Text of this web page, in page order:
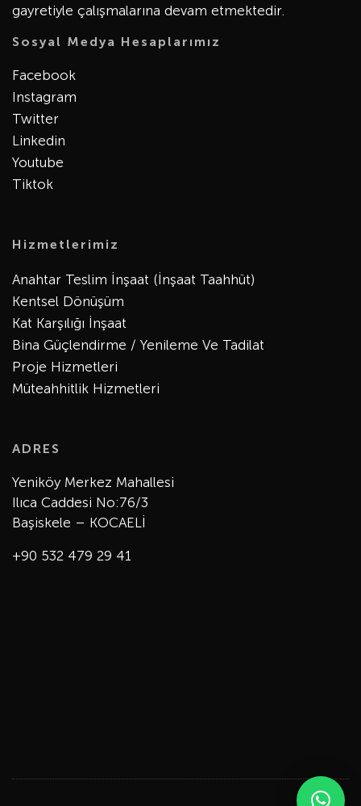
gayretiyle çalışmalarına devam etmektedir.
Sosyal Medya Hesaplarımız
Facebook
Instagram
Twitter
Linkedin
Youtube
Tiktok
Hizmetlerimiz
Anahtar Teslim İnşaat (İnşaat Taahhüt)
Kentsel Dönüşüm
Kat Karşılığı İnşaat
Bina Güçlendirme / Yenileme Ve Tadilat
Proje Hizmetleri
Müteahhitlik Hizmetleri
ADRES
Yeniköy Merkez Mahallesi
Ilıca Caddesi No:76/3
Başiskele – KOCAELİ
+90 532 479 29 41